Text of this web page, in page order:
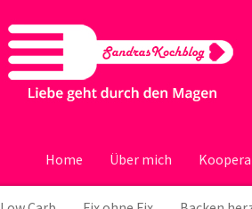
Home Über mich